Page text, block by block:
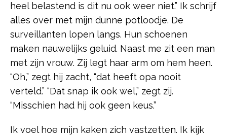
heel belastend is dit nu ook weer niet.” Ik schrijf
alles over met mijn dunne potloodje. De
surveillanten lopen langs. Hun schoenen
maken nauwelijks geluid. Naast me zit een man
met zijn vrouw. Zij legt haar arm om hem heen.
“Oh,” zegt hij zacht, “dat heeft opa nooit
verteld.” “Dat snap ik ook wel,” zegt zij.
“Misschien had hij ook geen keus.”
Ik voel hoe mijn kaken zich vastzetten. Ik kijk